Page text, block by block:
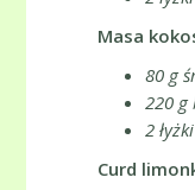
Masa
80 g
220 g
2
Curd